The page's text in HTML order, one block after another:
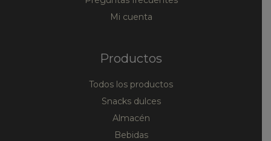
Mi cuenta
Productos
Todos los productos
Snacks dulces
Almacén
Bebidas